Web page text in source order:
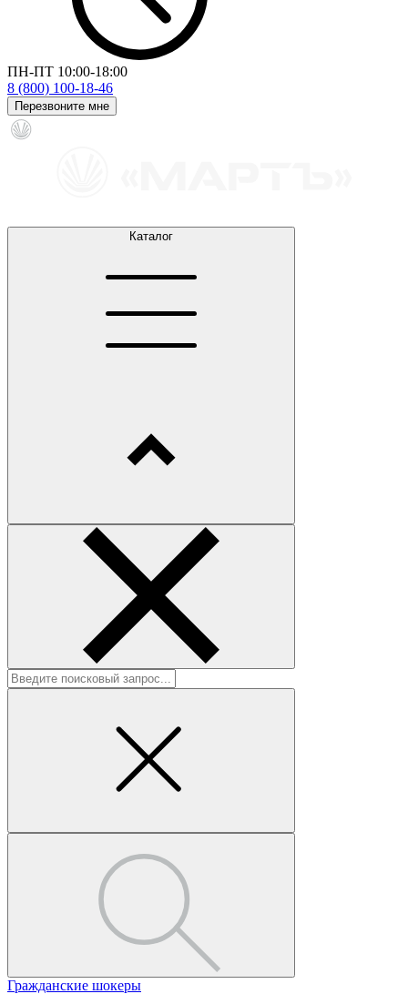
ПН-ПТ 10:00-18:00
8 (800) 100-18-46
Перезвоните мне
Каталог
Гражданские шокеры